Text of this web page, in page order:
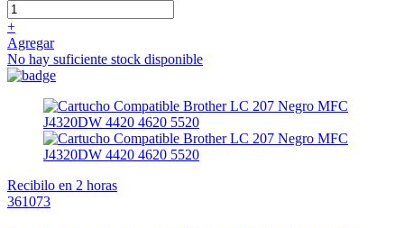
+
Agregar
No hay suficiente stock disponible
Recibilo en 2 horas
361073